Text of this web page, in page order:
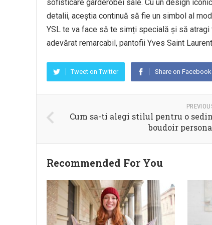
sofisticare garderobei sale. Cu un design
detalii, aceștia continuă să fie un simbol al
YSL te va face să te simți specială și să
adevărat remarcabil, pantofii Yves Saint
Tweet on Twitter Share on Facebook
Cum sa-ti alegi stilul pentru o
boudoir
Recommended For You